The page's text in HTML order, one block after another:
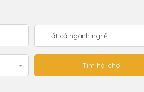
Tất cả ngành nghề